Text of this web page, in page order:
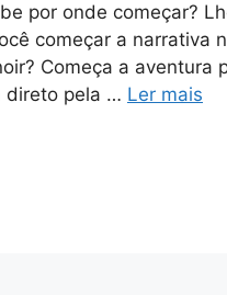
por onde começar?
começar a narrativa
Começa a aventura
direto pela … Ler mais